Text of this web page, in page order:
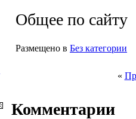
Общее по сайту
Размещено в Без категории
«
Комментарии